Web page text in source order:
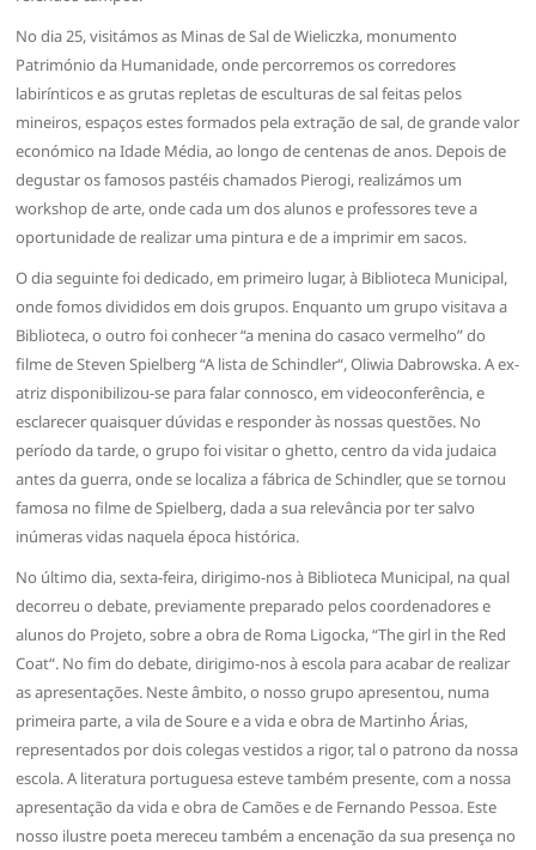
No dia 25, visitámos as Minas de Sal de Wieliczka, monumento
Património da Humanidade, onde percorremos os corredores
labirínticos e as grutas repletas de esculturas de sal feitas pelos
mineiros, espaços estes formados pela extração de sal, de grande valor
económico na Idade Média, ao longo de centenas de anos. Depois de
degustar os famosos pastéis chamados Pierogi, realizámos um
workshop de arte, onde cada um dos alunos e professores teve a
oportunidade de realizar uma pintura e de a imprimir em sacos.
O dia seguinte foi dedicado, em primeiro lugar, à Biblioteca Municipal,
onde fomos divididos em dois grupos. Enquanto um grupo visitava a
Biblioteca, o outro foi conhecer “a menina do casaco vermelho” do
filme de Steven Spielberg “A lista de Schindler“, Oliwia Dabrowska. A ex-
atriz disponibilizou-se para falar connosco, em videoconferência, e
esclarecer quaisquer dúvidas e responder às nossas questões. No
período da tarde, o grupo foi visitar o ghetto, centro da vida judaica
antes da guerra, onde se localiza a fábrica de Schindler, que se tornou
famosa no filme de Spielberg, dada a sua relevância por ter salvo
inúmeras vidas naquela época histórica.
No último dia, sexta-feira, dirigimo-nos à Biblioteca Municipal, na qual
decorreu o debate, previamente preparado pelos coordenadores e
alunos do Projeto, sobre a obra de Roma Ligocka, “The girl in the Red
Coat“. No fim do debate, dirigimo-nos à escola para acabar de realizar
as apresentações. Neste âmbito, o nosso grupo apresentou, numa
primeira parte, a vila de Soure e a vida e obra de Martinho Árias,
representados por dois colegas vestidos a rigor, tal o patrono da nossa
escola. A literatura portuguesa esteve também presente, com a nossa
apresentação da vida e obra de Camões e de Fernando Pessoa. Este
nosso ilustre poeta mereceu também a encenação da sua presença no